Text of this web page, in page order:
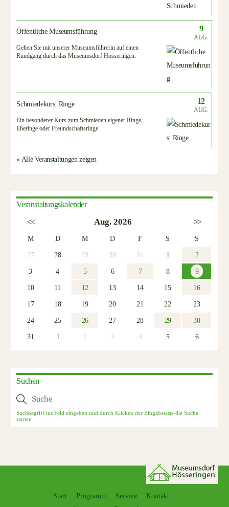
Öffentliche Museumsführung 9
AUG.
Gehen Sie mit unserer Museumsführerin auf einen
Rundgang durch das Museumsdorf Hösseringen.
Schmiedekurs: Ringe 12
AUG.
Ein besonderer Kurs zum Schmieden eigener Ringe,
Eheringe oder Freundschaftsringe.
» Alle Veranstaltungen zeigen
Veranstaltungskalender
<< Aug. 2026 >>
M D M D F S
S
27
28 29 30 31 1
2
3
4 5 6 7 8
9
10
11 12 13 14 15
16
17
18 19 20 21 22
23
24
25 26 27 28 29
30
31
1 2 3 4 5 6
Suchen
Start Programm Service
Kontakt